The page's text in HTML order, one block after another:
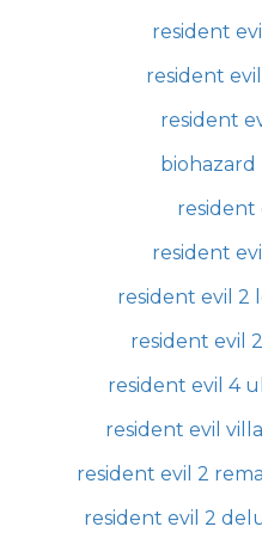
resident
resident
resident
biohazard
resident
resident
resident evil 2
resident evil
resident evil 4
resident evil
resident evil 2
resident evil 2